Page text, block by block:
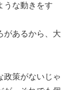
うな動きをす
があるから、大
政策がないじゃ